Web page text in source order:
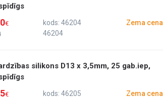
€
kods: 46204
46204
Zema cena
silikons D13 x 3,5mm, 25 gab.iep,
€
kods: 46205
Zema cena